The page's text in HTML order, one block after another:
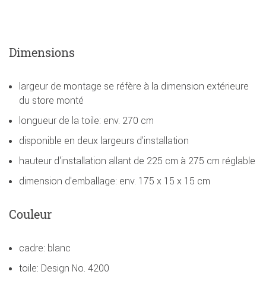
Dimensions
largeur de montage se réfère à la dimension extérieure
du store monté
longueur de la toile: env. 270 cm
disponible en deux largeurs d'installation
hauteur d'installation allant de 225 cm à 275 cm réglable
dimension d'emballage: env. 175 x 15 x 15 cm
Couleur
cadre: blanc
toile: Design No. 4200